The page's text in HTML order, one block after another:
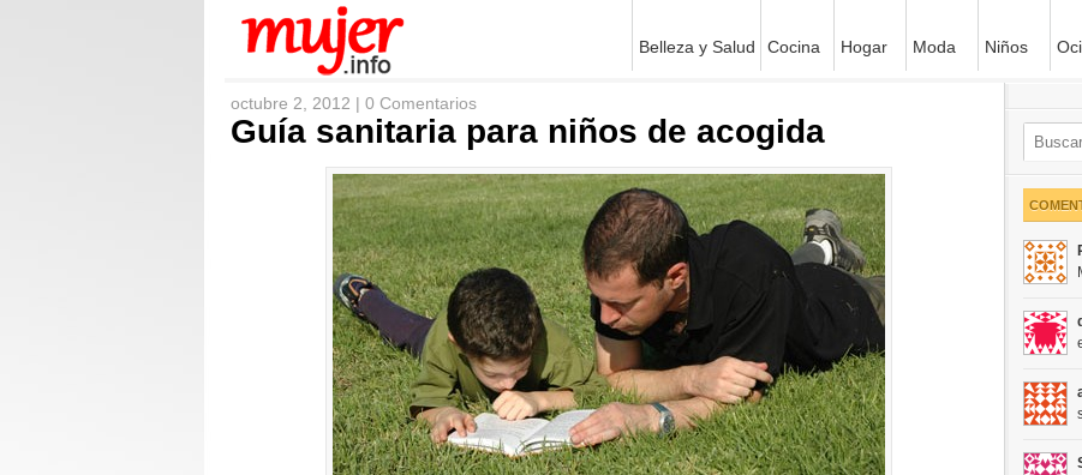
Belleza y Salud Cocina Hogar Moda Niños
octubre 2, 2012 | 0 Comentarios
Guía sanitaria para niños de acogida